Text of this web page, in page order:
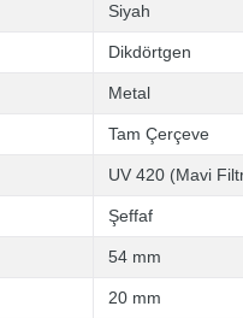
Siyah
Dikdörtgen
Metal
Tam Çerçeve
UV 420 (Mavi
Şeffaf
54 mm
20 mm